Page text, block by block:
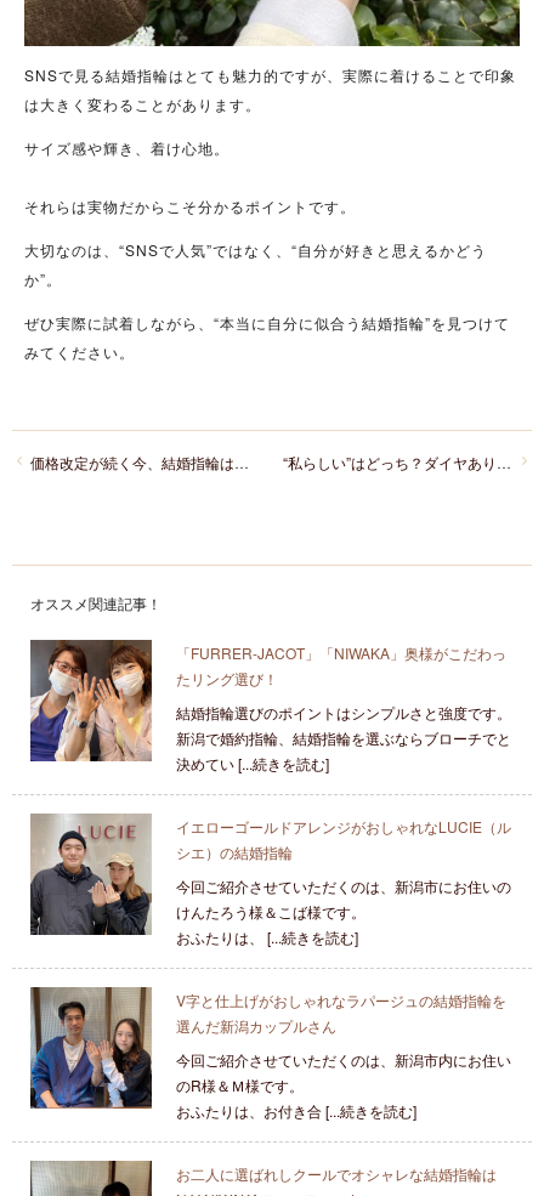
SNSで見る結婚指輪はとても魅力的ですが、実際に着けることで印象
は大きく変わることがあります。
サイズ感や輝き、着け心地。
それらは実物だからこそ分かるポイントです。
大切なのは、“SNSで人気”ではなく、“自分が好きと思えるかどう
か”。
ぜひ実際に試着しながら、“本当に自分に似合う結婚指輪”を見つけて
みてください。
“私らしい”はどっち？ダイヤあり・なし結婚指輪を比較しながら後悔しない選び方とそれぞれの魅力をご紹介！
価格改定が続く今、結婚指輪はいつ買うべき？後悔しないタイミングと賢い選び方を徹底解説！
オススメ関連記事！
「FURRER‐JACOT」「NIWAKA」奥様がこだわっ
たリング選び！
結婚指輪選びのポイントはシンプルさと強度です。
新潟で婚約指輪、結婚指輪を選ぶならブローチでと
決めてい [...続きを読む]
イエローゴールドアレンジがおしゃれなLUCIE（ル
シエ）の結婚指輪
今回ご紹介させていただくのは、新潟市にお住いの
けんたろう様＆こば様です。
おふたりは、 [...続きを読む]
V字と仕上げがおしゃれなラパージュの結婚指輪を
選んだ新潟カップルさん
今回ご紹介させていただくのは、新潟市内にお住い
のR様＆Ｍ様です。
おふたりは、お付き合 [...続きを読む]
お二人に選ばれしクールでオシャレな結婚指輪は